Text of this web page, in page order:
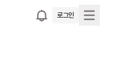
로그인